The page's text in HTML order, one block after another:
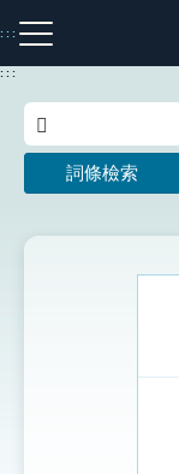
到
主
:::
注音索引圖示
:::
詞條檢索